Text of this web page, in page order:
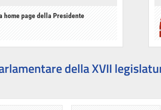
home page della Presidente
della XVII